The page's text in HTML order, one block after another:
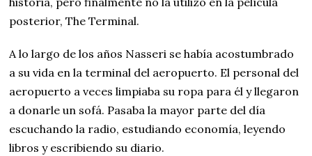
posterior, The Terminal.
A lo largo de los años Nasseri se había acostumbrado
a su vida en la terminal del aeropuerto. El personal del
aeropuerto a veces limpiaba su ropa para él y llegaron
a donarle un sofá. Pasaba la mayor parte del día
escuchando la radio, estudiando economía, leyendo
libros y escribiendo su diario.